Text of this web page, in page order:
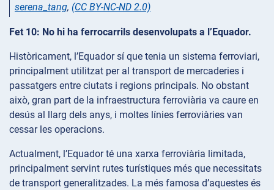
serena_tang, (CC BY-NC-ND 2.0)
Fet 10: No hi ha ferrocarrils desenvolupats a l’Equador.
Històricament, l’Equador sí que tenia un sistema ferroviari,
principalment utilitzat per al transport de mercaderies i
passatgers entre ciutats i regions principals. No obstant
això, gran part de la infraestructura ferroviària va caure en
desús al llarg dels anys, i moltes línies ferroviàries van
cessar les operacions.
Actualment, l’Equador té una xarxa ferroviària limitada,
principalment servint rutes turístiques més que necessitats
de transport generalitzades. La més famosa d’aquestes és